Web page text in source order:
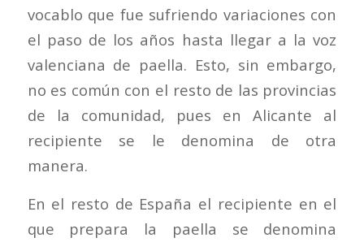
vocablo que fue sufriendo variaciones con
el paso de los años hasta llegar a la voz
valenciana de paella. Esto, sin embargo,
no es común con el resto de las provincias
de la comunidad, pues en Alicante al
recipiente se le denomina de otra
manera.
En el resto de España el recipiente en el
que prepara la paella se denomina